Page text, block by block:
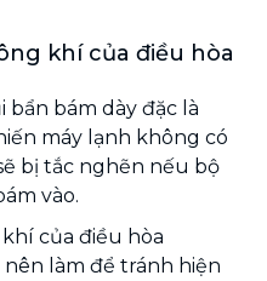
khí của điều hòa
bám dày đặc là
máy lạnh không có
bị tắc nghẽn nếu bộ
vào.
của điều hòa
làm để tránh hiện